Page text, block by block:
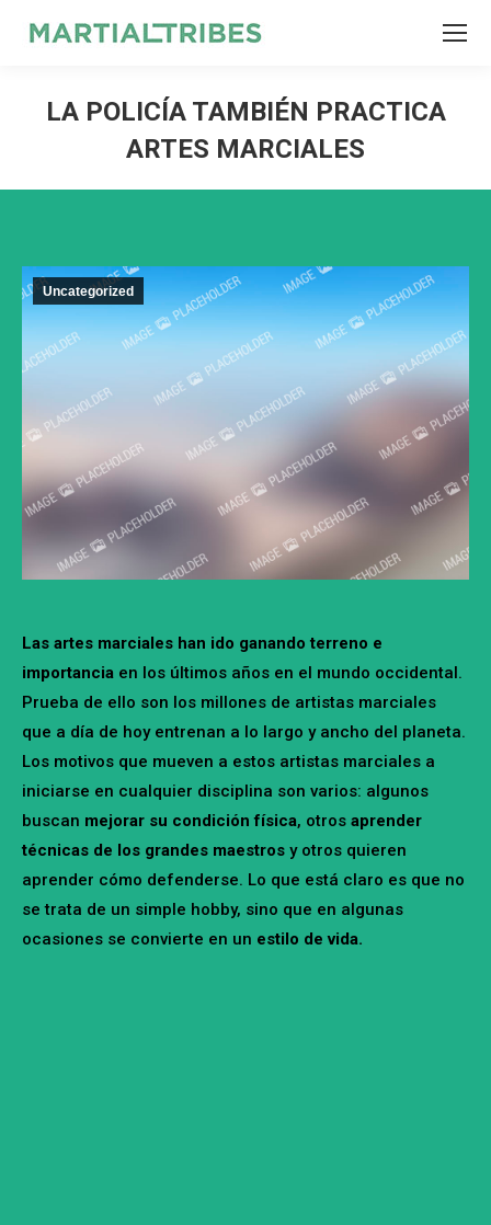
LA POLICÍA TAMBIÉN PRACTICA
ARTES MARCIALES
Uncategorized
Las artes marciales han ido ganando terreno e
importancia en los últimos años en el mundo occidental.
Prueba de ello son los millones de artistas marciales
que a día de hoy entrenan a lo largo y ancho del planeta.
Los motivos que mueven a estos artistas marciales a
iniciarse en cualquier disciplina son varios: algunos
buscan mejorar su condición física, otros aprender
técnicas de los grandes maestros y otros quieren
aprender cómo defenderse. Lo que está claro es que no
se trata de un simple hobby, sino que en algunas
ocasiones se convierte en un estilo de vida.